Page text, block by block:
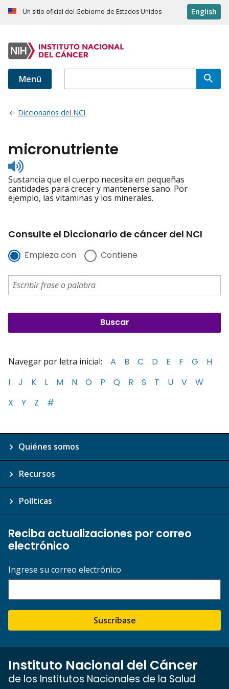
Un sitio oficial del Gobierno de Estados Unidos English
Menú
Diccionarios del NCI
micronutriente
Listen
to
pronunciation
Sustancia que el cuerpo necesita en pequeñas
cantidades para crecer y mantenerse sano. Por
ejemplo, las vitaminas y los minerales.
Consulte el Diccionario de cáncer del NCI
Empieza con Contiene
Navegar por letra inicial: A B C D E F G
H
I
J K L M N O P Q R S T U V
W
X
Y Z #
Quiénes somos
Recursos
Políticas
Reciba actualizaciones por correo
electrónico
Ingrese su correo electrónico
Suscríbase
Instituto Nacional del Cáncer
de los Institutos Nacionales de la Salud